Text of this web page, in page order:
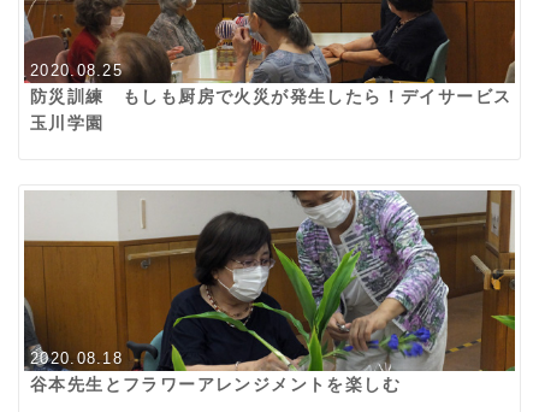
2020.08.25
防災訓練 もしも厨房で火災が発生したら！デイサービス
玉川学園
2020.08.18
谷本先生とフラワーアレンジメントを楽しむ